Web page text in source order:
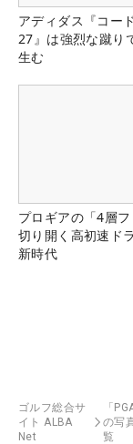
アディダス『コー
27』は強烈な蹴り
生む
プロギアの「4層
切り開く高初速ド
新時代
ゴルフ総合サ
イト ALBA
Net
「
の写
覧